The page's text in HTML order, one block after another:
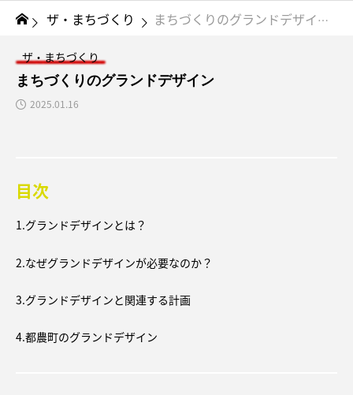
ザ・まちづくり まちづくりのグランドデザイン
ザ・まちづくり
まちづくりのグランドデザイン
2025.01.16
目次
1.グランドデザインとは？
2.なぜグランドデザインが必要なのか？
3.グランドデザインと関連する計画
4.都農町のグランドデザイン